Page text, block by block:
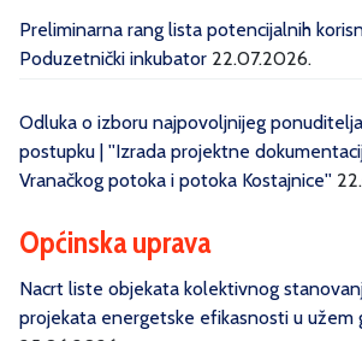
Preliminarna rang lista potencijalnih
Poduzetnički inkubator 22.07.2026.
Odluka o izboru najpovoljnijeg
postupku | ''Izrada projektne
Vranačkog potoka i potoka Kostajnice''
Općinska uprava
Nacrt liste objekata kolektivnog
projekata energetske efikasnosti u užem